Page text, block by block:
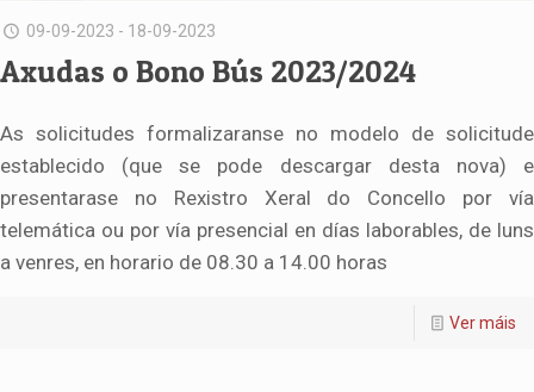
09-09-2023 - 18-09-2023
Axudas o Bono Bús 2023/2024
As solicitudes formalizaranse no modelo de solicitude
establecido (que se pode descargar desta nova) e
presentarase no Rexistro Xeral do Concello por vía
telemática ou por vía presencial en días laborables, de luns
a venres, en horario de 08.30 a 14.00 horas
Ver máis